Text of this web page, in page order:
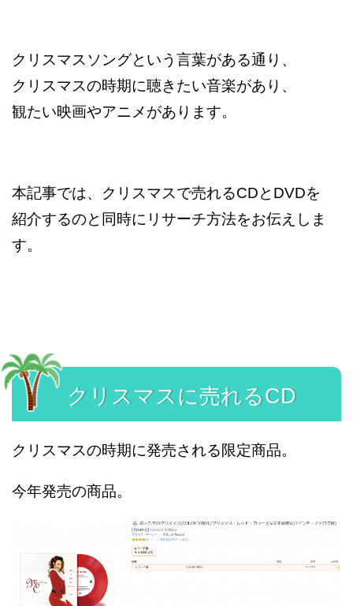
クリスマスソングという言葉がある通り、
クリスマスの時期に聴きたい音楽があり、
観たい映画やアニメがあります。
本記事では、クリスマスで売れるCDとDVDを
紹介するのと同時にリサーチ方法をお伝えしま
す。
クリスマスに売れるCD
クリスマスの時期に発売される限定商品。
今年発売の商品。